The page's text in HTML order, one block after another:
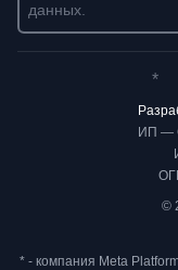
данных.
ИП —
©
*
* - компания Meta